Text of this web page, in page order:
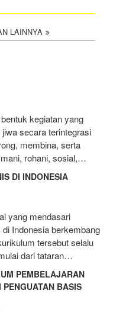
LAINNYA
kegiatan yang
secara terintegrasi
membina, serta
rohani, sosial,…
DI INDONESIA
yang mendasari
Indonesia berkembang
tersebut selalu
dari tataran…
PEMBELAJARAN
BASIS